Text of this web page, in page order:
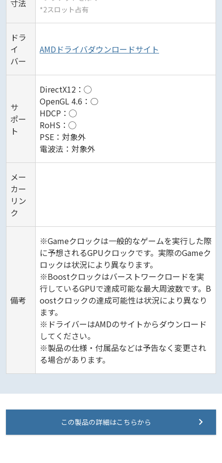
寸法
*2スロット占有
ドラ
イ
バー
AMDドライバダウンロードサイト
サ
ポー
ト
DirectX12：◯
OpenGL 4.6：○
HDCP：◯
RoHS：◯
PSE：対象外
電波法：対象外
メー
カー
リン
ク
備考
※Gameクロックは一般的なゲームを実行した際
に予想されるGPUクロックです。実際のGameク
ロックは状況により異なります。
※Boostクロックはバーストワークロードを実
行しているGPUで達成可能な最大周波数です。B
oostクロックの達成可能性は状況により異なり
ます。
※ドライバーはAMDのサイトからダウンロード
してください。
※製品の仕様・付属品などは予告なく変更され
る場合があります。
この製品の詳細はこちらから